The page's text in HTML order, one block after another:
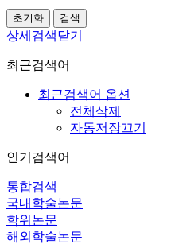
상세검색닫기
최근검색어
최근검색어 옵션
전체삭제
자동저장끄기
인기검색어
통합검색
국내학술논문
학위논문
해외학술논문